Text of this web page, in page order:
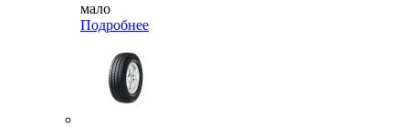
мало
Подробнее